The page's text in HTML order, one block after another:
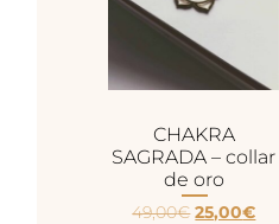
CHAKRA
SAGRADA – collar
de oro
49,00€ 25,00€